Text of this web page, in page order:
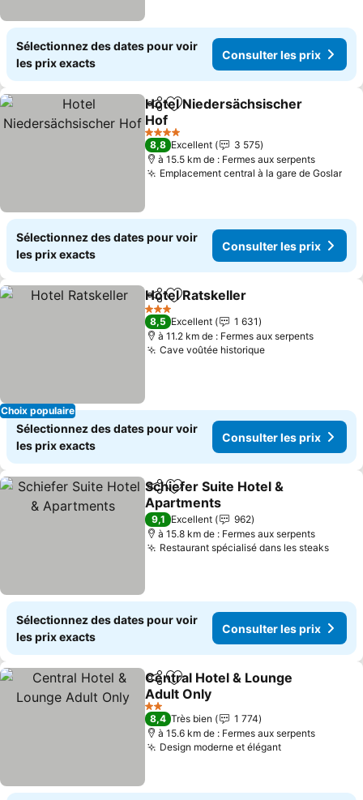
Sélectionnez des dates pour voir
les prix exacts
Consulter les prix
PartagerAjouter à mes favoris
Hotel Niedersächsischer
Hof
4 Étoiles
8,8 Excellent
3 575
à 15.5 km de : Fermes aux serpents
Emplacement central à la gare de Goslar
Sélectionnez des dates pour voir
les prix exacts
Consulter les prix
Choix populaire
PartagerAjouter à mes favoris
Hotel Ratskeller
3 Étoiles
8,5 Excellent
1 631
à 11.2 km de : Fermes aux serpents
Cave voûtée historique
Sélectionnez des dates pour voir
les prix exacts
Consulter les prix
PartagerAjouter à mes favoris
Schiefer Suite Hotel &
Apartments
9,1 Excellent
962
à 15.8 km de : Fermes aux serpents
Restaurant spécialisé dans les steaks
Sélectionnez des dates pour voir
les prix exacts
Consulter les prix
PartagerAjouter à mes favoris
Central Hotel & Lounge
Adult Only
2 Étoiles
8,4 Très bien
1 774
à 15.6 km de : Fermes aux serpents
Design moderne et élégant